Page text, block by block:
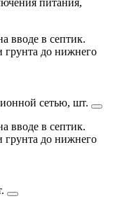
вводе в септик.
грунта до нижнего
сетью, шт.
вводе в септик.
грунта до нижнего